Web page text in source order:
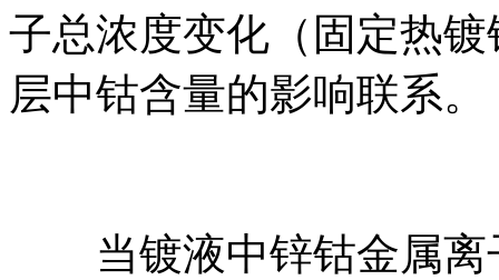
子总浓度变化（固定热
层中钴含量的影响联系。
当镀液中锌钴金属离